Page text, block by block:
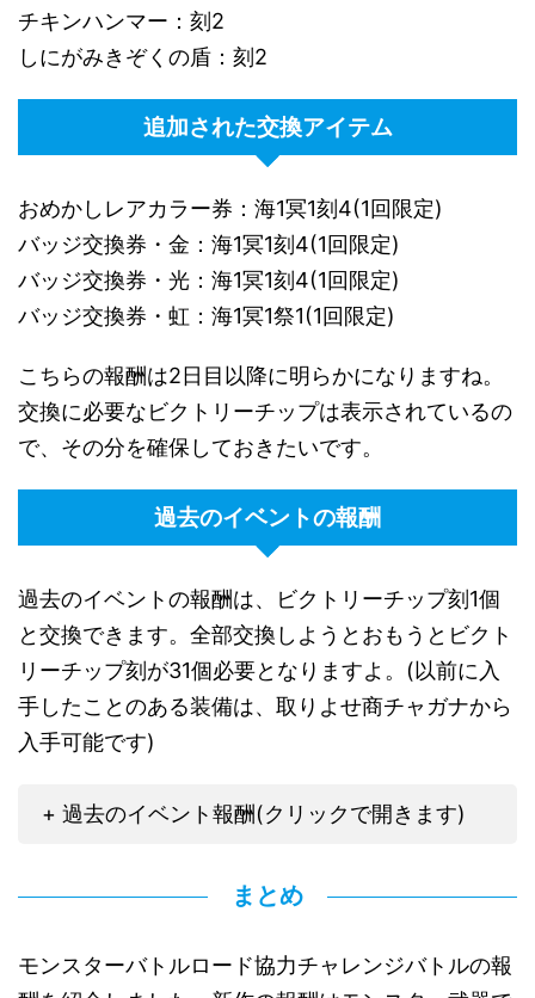
チキンハンマー：刻2
しにがみきぞくの盾：刻2
追加された交換アイテム
おめかしレアカラー券：海1冥1刻4(1回限定)
バッジ交換券・金：海1冥1刻4(1回限定)
バッジ交換券・光：海1冥1刻4(1回限定)
バッジ交換券・虹：海1冥1祭1(1回限定)
こちらの報酬は2日目以降に明らかになりますね。
交換に必要なビクトリーチップは表示されているの
で、その分を確保しておきたいです。
過去のイベントの報酬
過去のイベントの報酬は、ビクトリーチップ刻1個
と交換できます。全部交換しようとおもうとビクト
リーチップ刻が31個必要となりますよ。(以前に入
手したことのある装備は、取りよせ商チャガナから
入手可能です)
+ 過去のイベント報酬(クリックで開きます)
まとめ
モンスターバトルロード協力チャレンジバトルの報